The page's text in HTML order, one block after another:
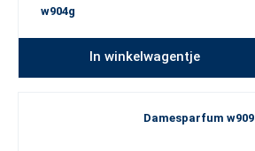
w904g
In winkelwagentje
Damesparfum w909